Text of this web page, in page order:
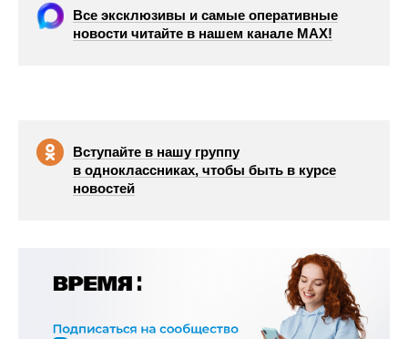
Все эксклюзивы и самые оперативные
новости читайте в нашем канале МАХ!
Вступайте в нашу группу
в одноклассниках, чтобы быть в курсе
новостей